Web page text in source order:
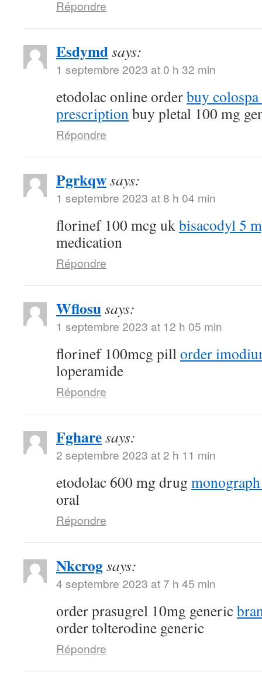
Répondre
Esdymdsays:
1 septembre 2023 at 0 h 32 min
etodolac online orderbuy
prescriptionbuy pletal 100 mg
Répondre
Pgrkqwsays:
1 septembre 2023 at 8 h 04 min
florinef 100 mcg ukbisacodyl 5
medication
Répondre
Wflosusays:
1 septembre 2023 at 12 h 05 min
florinef 100mcg pillorder
loperamide
Répondre
Fgharesays:
2 septembre 2023 at 2 h 11 min
etodolac 600 mg drug
oral
Répondre
Nkcrogsays:
4 septembre 2023 at 7 h 45 min
order prasugrel 10mg generic
order tolterodine generic
Répondre